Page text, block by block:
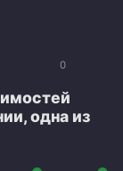
0
одна из